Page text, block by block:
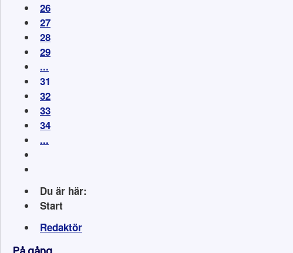
26
27
28
29
...
31
32
33
34
...
Du är här:
Start
Redaktör